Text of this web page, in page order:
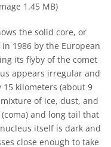
1.45 MB)
the solid core, or
1986 by the European
its flyby of the comet
appears irregular and
kilometers (about 9
of ice, dust, and
and long tail that
itself is dark and
close enough to take